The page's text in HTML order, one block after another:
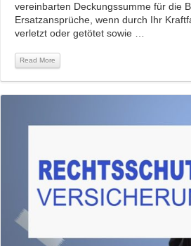
vereinbarten Deckungssumme für die
Ersatzansprüche, wenn durch Ihr
verletzt oder getötet sowie …
Read More